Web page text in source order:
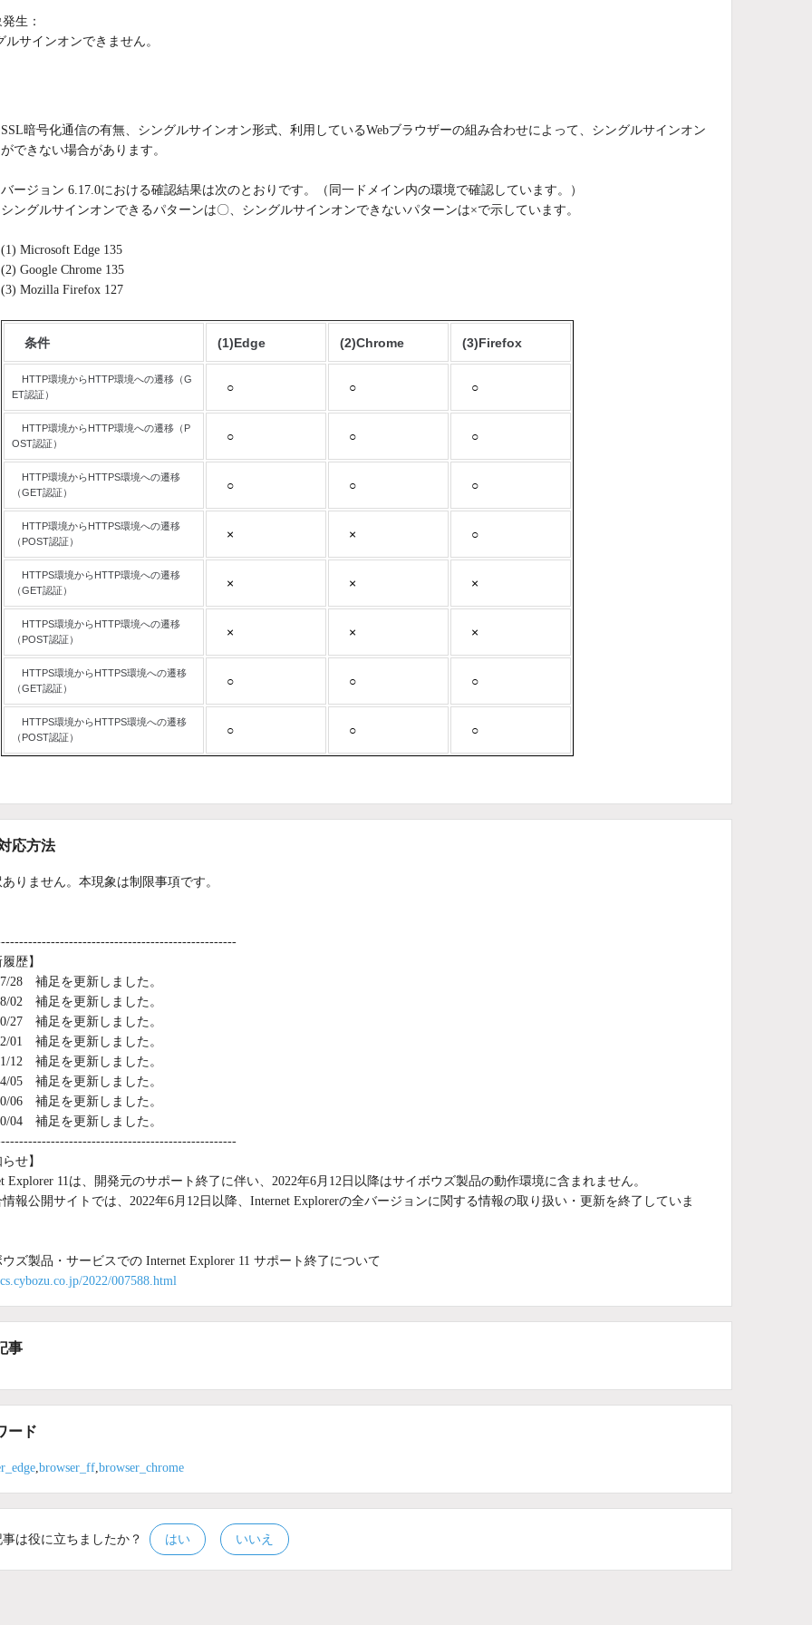
生：
サインオンできません。
SSL暗号化通信の有無、シングルサインオン形式、利用しているWebブラウザーの組み合わせによって、シングルサインオン
ができない場合があります。
バージョン 6.17.0における確認結果は次のとおりです。（同一ドメイン内の環境で確認しています。）
シングルサインオンできるパターンは〇、シングルサインオンできないパターンは×で示しています。
(1) Microsoft Edge 135
(2) Google Chrome 135
(3) Mozilla Firefox 127
条件 (1)Edge (2)Chrome (3)Firefox
HTTP環境からHTTP環境への遷移（G
ET認証）
○ ○ ○
HTTP環境からHTTP環境への遷移（P
OST認証）
○ ○ ○
HTTP環境からHTTPS環境への遷移
（GET認証）
○ ○ ○
HTTP環境からHTTPS環境への遷移
（POST認証）
× × ○
HTTPS環境からHTTP環境への遷移
（GET認証）
× × ×
HTTPS環境からHTTP環境への遷移
（POST認証）
× × ×
HTTPS環境からHTTPS環境への遷移
（GET認証）
○ ○ ○
HTTPS環境からHTTPS環境への遷移
（POST認証）
○ ○ ○
応方法
りません。本現象は制限事項です。
歴】
28 補足を更新しました。
02 補足を更新しました。
27 補足を更新しました。
01 補足を更新しました。
12 補足を更新しました。
05 補足を更新しました。
06 補足を更新しました。
04 補足を更新しました。
せ】
Explorer 11は、開発元のサポート終了に伴い、2022年6月12日以降はサイボウズ製品の動作環境に含まれません。
報公開サイトでは、2022年6月12日以降、Internet Explorerの全バージョンに関する情報の取り扱い・更新を終了していま
ズ製品・サービスでの Internet Explorer 11 サポート終了について
2022/007588.html
事
ード
,browser_ff,browser_chrome
は役に立ちましたか？ はい いいえ